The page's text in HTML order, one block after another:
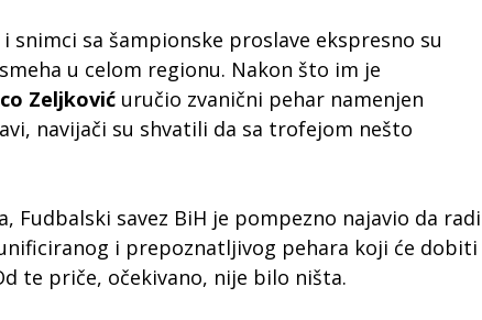
sa šampionske proslave ekspresno su
u celom regionu. Nakon što im je
Zeljković uručio zvanični pehar namenjen
navijači su shvatili da sa trofejom nešto
Fudbalski savez BiH je pompezno najavio da radi
i prepoznatljivog pehara koji će dobiti
te priče, očekivano, nije bilo ništa.